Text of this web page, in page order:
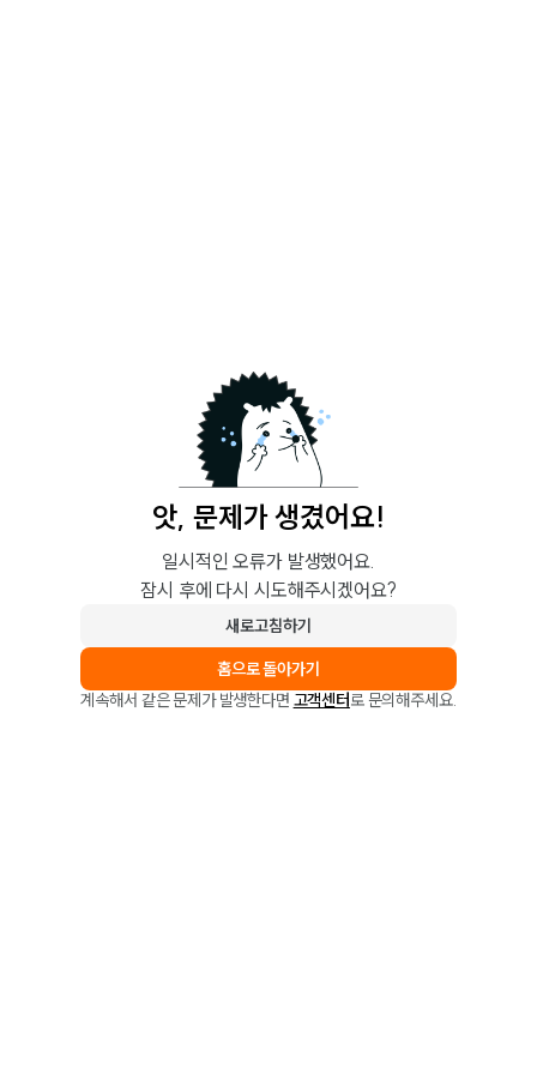
앗, 문제가 생겼어요!
일시적인 오류가 발생했어요.
잠시 후에 다시 시도해주시겠어요?
새로고침하기
홈으로 돌아가기
계속해서 같은 문제가 발생한다면 고객센터로 문의해주세요.